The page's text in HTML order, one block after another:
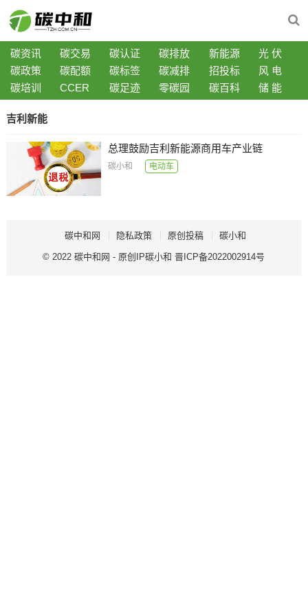
碳资讯 碳交易 碳认证 碳排放 新能源
光 伏
碳政策
碳配额 碳标签 碳减排 招投标
风 电
碳培训
CCER 碳足迹 零碳园 碳百科 储 能
吉利新能
总理鼓励吉利新能源商用车产业链
碳小和 电动车
碳中和网 隐私政策 原创投稿 碳小和
© 2022碳中和网 - 原创IP碳小和 晋ICP备2022002914号